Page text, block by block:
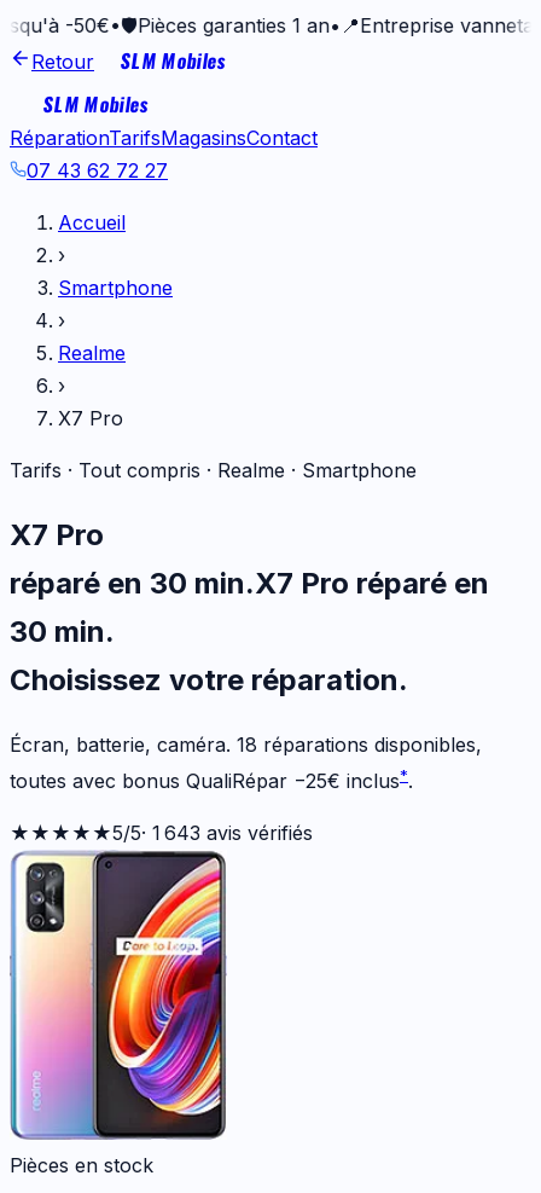
•🛡️ Pièces garanties 1 an•📍 Entreprise vannetaise
Retour
SLM Mobiles
SLM Mobiles
RéparationTarifsMagasinsContact
07 43 62 72 27
Accueil
›
Smartphone
›
Realme
›
X7 Pro
Tarifs · Tout compris · Realme · Smartphone
X7 Pro
réparé en 30 min.X7 Pro réparé en
30 min.
Choisissez votre réparation.
Écran, batterie, caméra. 18 réparations disponibles,
toutes avec bonus QualiRépar −25€ inclus*.
★★★★★5/5· 1 643 avis vérifiés
Pièces en stock